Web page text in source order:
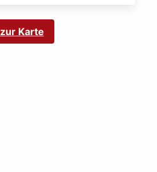
zur Karte